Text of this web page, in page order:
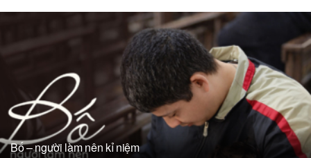
Bố – người làm nên kỉ niệm